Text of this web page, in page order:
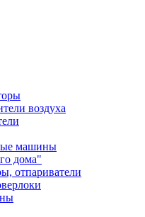
воздуха
машины
дома"
отпариватели